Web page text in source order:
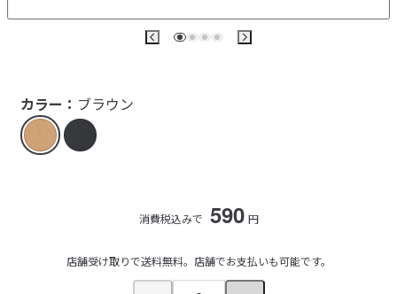
カラー： ブラウン
消費税込みで 590 円
店舗受け取りで送料無料。店舗でお支払いも可能です。